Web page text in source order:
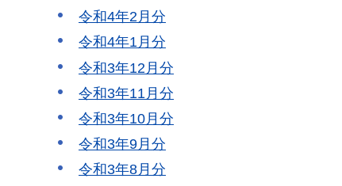
令和4年2月分
令和4年1月分
令和3年12月分
令和3年11月分
令和3年10月分
令和3年9月分
令和3年8月分